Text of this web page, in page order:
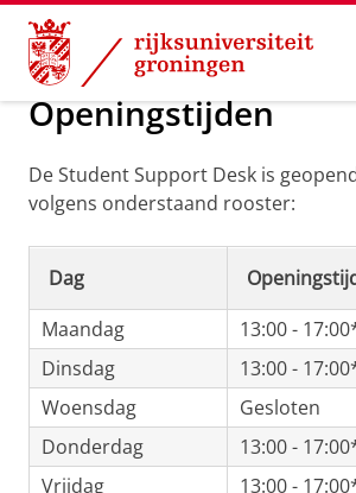
Skip
Content
Skip
Navigation
Over ons Student Support
Openingstijden
De Student Support Desk is
volgens onderstaand rooster:
Dag
Maandag
13:00 -
Dinsdag
13:00 -
Woensdag
Gesloten
Donderdag
13:00 -
Vrijdag
13:00 -